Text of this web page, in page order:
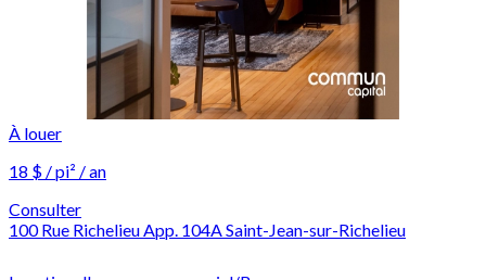
À louer
18 $ / pi² / an
Consulter
100 Rue Richelieu App. 104A Saint-Jean-sur-Richelieu